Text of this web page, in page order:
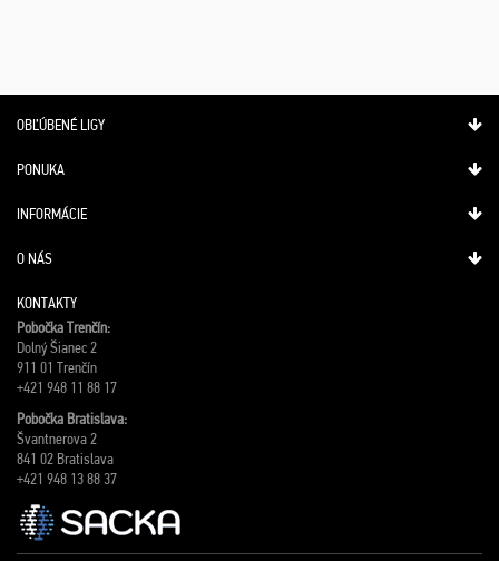
OBĽÚBENÉ LIGY
PONUKA
INFORMÁCIE
O NÁS
KONTAKTY
Pobočka Trenčín:
Dolný Šianec 2
911 01 Trenčín
+421 948 11 88 17
Pobočka Bratislava:
Švantnerova 2
841 02 Bratislava
+421 948 13 88 37